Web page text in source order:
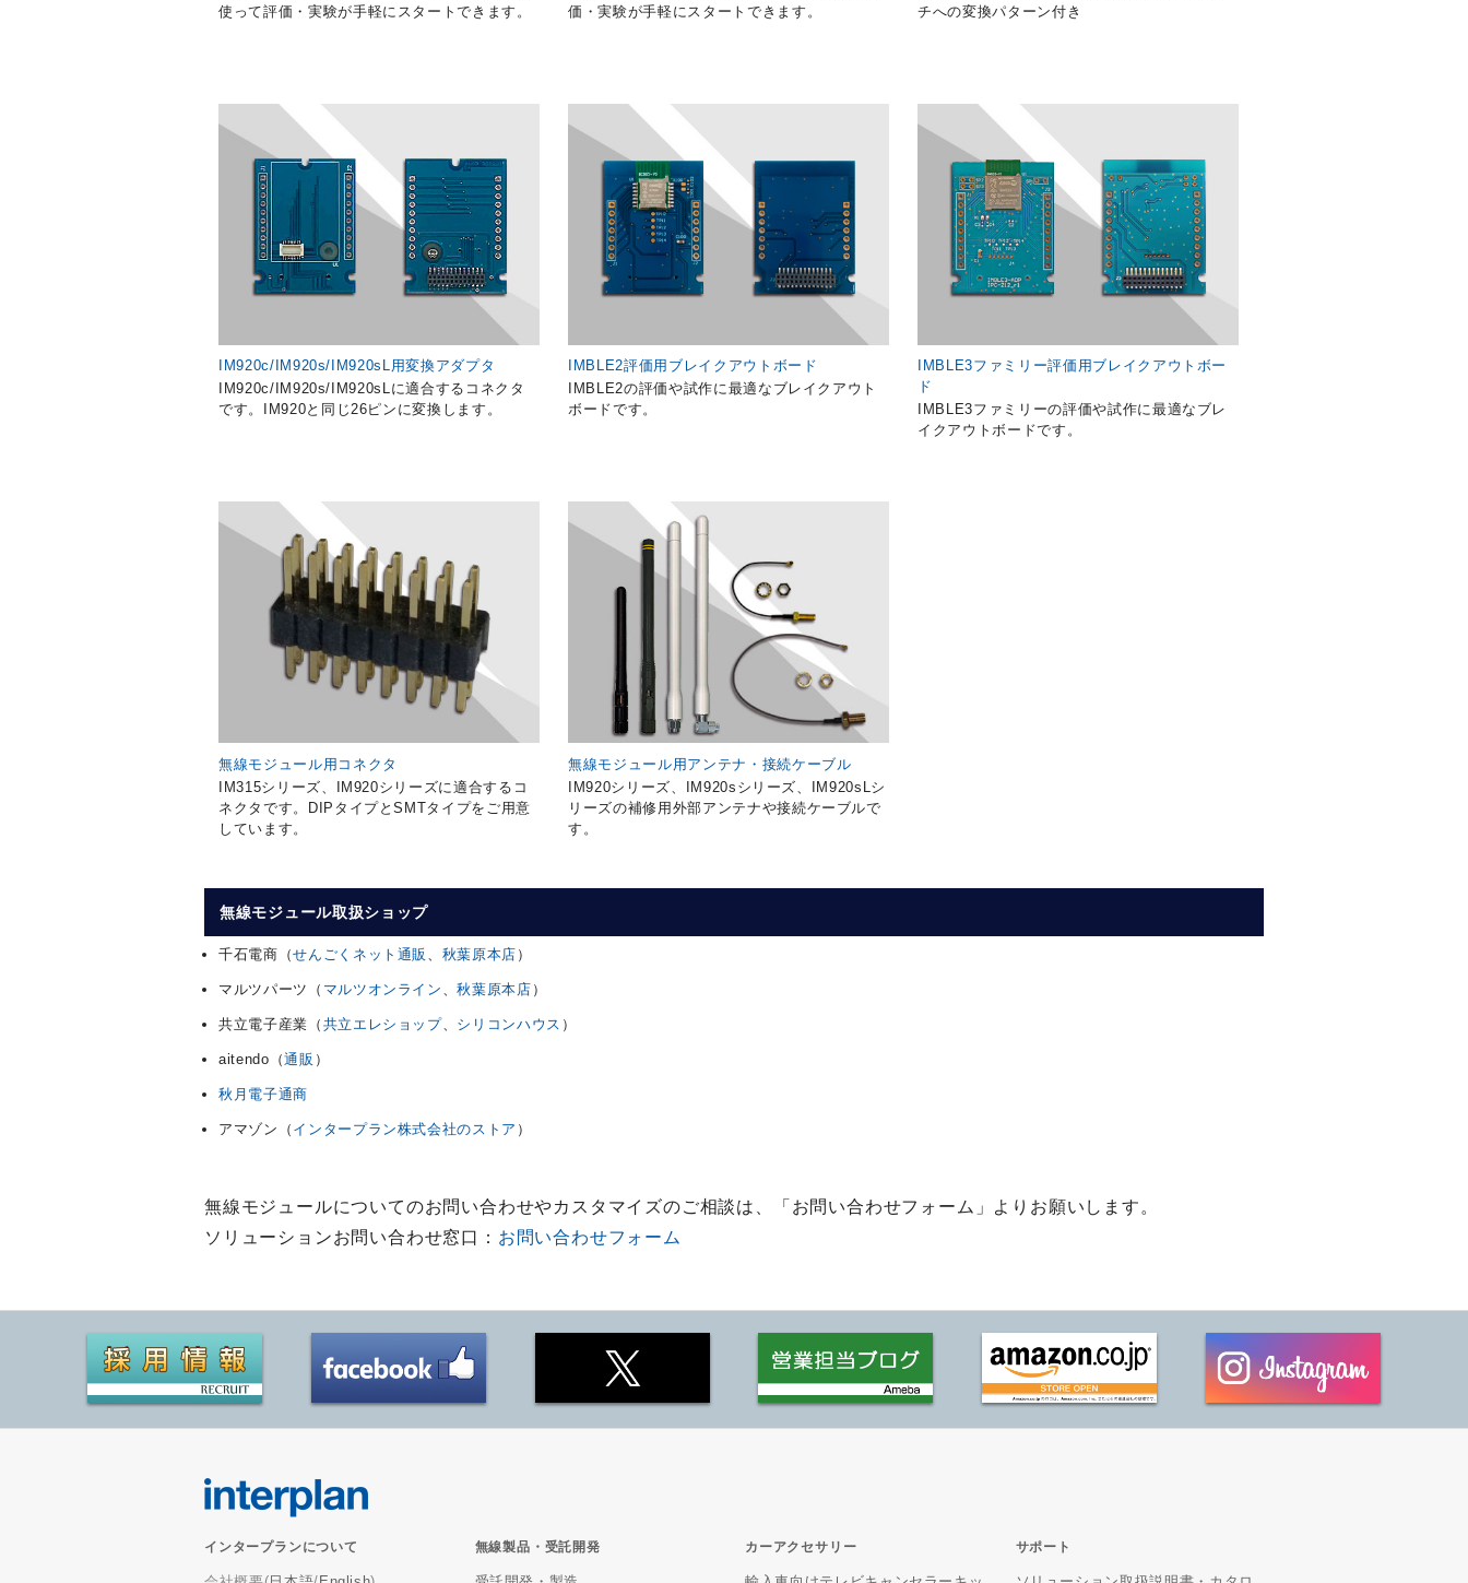
使って評価・実験が手軽にスタートできます。
価・実験が手軽にスタートできます。
チへの変換パターン付き
IM920c/IM920s/IM920sL用変換アダプタ
IM920c/IM920s/IM920sLに適合するコネクタ
です。IM920と同じ26ピンに変換します。
IMBLE2評価用ブレイクアウトボード
IMBLE2の評価や試作に最適なブレイクアウト
ボードです。
IMBLE3ファミリー評価用ブレイクアウトボー
ド
IMBLE3ファミリーの評価や試作に最適なブレ
イクアウトボードです。
無線モジュール用コネクタ
IM315シリーズ、IM920シリーズに適合するコ
ネクタです。DIPタイプとSMTタイプをご用意
しています。
無線モジュール用アンテナ・接続ケーブル
IM920シリーズ、IM920sシリーズ、IM920sLシ
リーズの補修用外部アンテナや接続ケーブルで
す。
無線モジュール取扱ショップ
千石電商（せんごくネット通販 、 秋葉原本店 ）
マルツパーツ（ マルツオンライン 、秋葉原本店 ）
共立電子産業（ 共立エレショップ、 シリコンハウス ）
aitendo（通販 ）
秋月電子通商
アマゾン（ インタープラン株式会社のストア ）
無線モジュールについてのお問い合わせやカスタマイズのご相談は、「お問い合わせフォーム」よりお願いします。
ソリューションお問い合わせ窓口： お問い合わせフォーム
インタープランについて 無線製品・受託開発 カーアクセサリー サポート